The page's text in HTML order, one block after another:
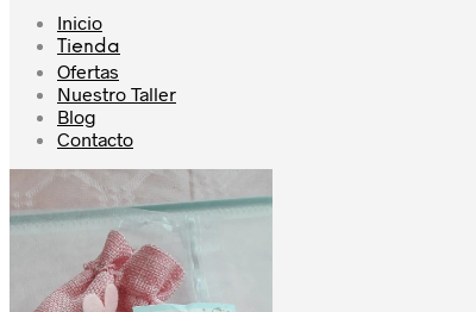
Inicio
Tienda
Ofertas
Nuestro Taller
Blog
Contacto